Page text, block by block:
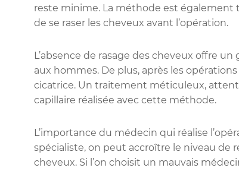
reste minime. La méthode est également
de se raser les cheveux avant l’opération.
L’absence de rasage des cheveux offre
aux hommes. De plus, après les
cicatrice. Un traitement méticuleux,
capillaire réalisée avec cette méthode.
L’importance du médecin qui réalise
spécialiste, on peut accroître le niveau de
cheveux. Si l’on choisit un mauvais